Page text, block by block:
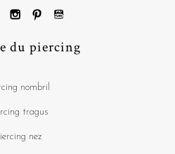
du piercing
nombril
tragus
nez